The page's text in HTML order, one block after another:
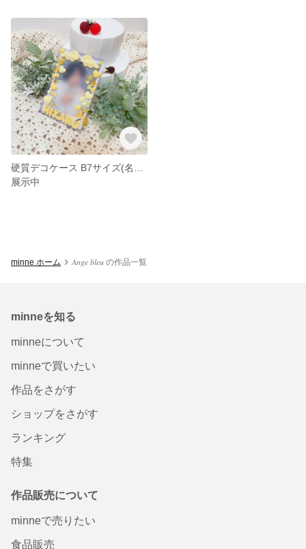
展示中
minne ホーム 𝐴𝑛𝑔𝑒 𝑏𝑙𝑒𝑢 の作品一覧
minneを知る
minneについて
minneで買いたい
作品をさがす
ショップをさがす
ランキング
特集
作品販売について
minneで売りたい
食品販売